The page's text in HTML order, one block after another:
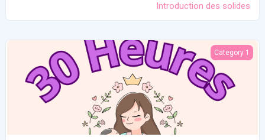
Introduction des solides
code de commercialisation des substituts de lait maternel OMS
Category 1